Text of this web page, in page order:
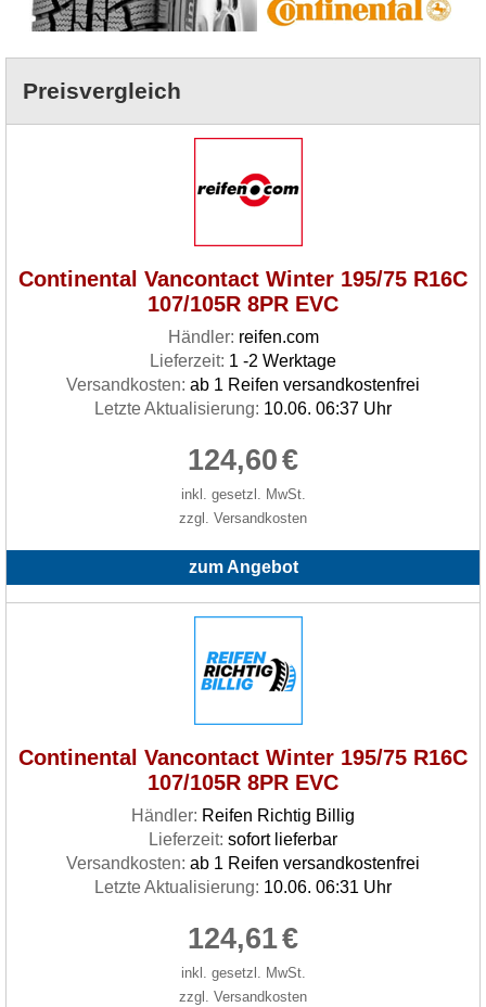
Preisvergleich
Continental Vancontact Winter 195/75 R16C
107/105R 8PR EVC
Händler: reifen.com
Lieferzeit: 1 -2 Werktage
Versandkosten: ab 1 Reifen versandkostenfrei
Letzte Aktualisierung: 10.06. 06:37 Uhr
124,60€
inkl. gesetzl. MwSt.
zzgl. Versandkosten
zum Angebot
Continental Vancontact Winter 195/75 R16C
107/105R 8PR EVC
Händler: Reifen Richtig Billig
Lieferzeit: sofort lieferbar
Versandkosten: ab 1 Reifen versandkostenfrei
Letzte Aktualisierung: 10.06. 06:31 Uhr
124,61€
inkl. gesetzl. MwSt.
zzgl. Versandkosten